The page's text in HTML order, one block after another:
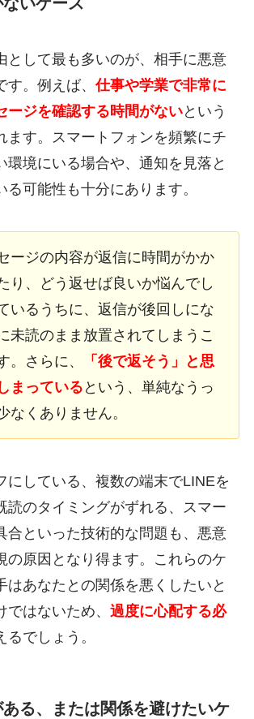
として最も多いのが、相手に悪意
す。例えば、仕事や学業で非常に
ージを確認する時間がないという
ます。スマートフォンを頻繁にチ
環境にいる場合や、通知を見落と
る可能性も十分にあります。
ージの内容が返信に時間がかか
り、どう返せば良いか悩んでし
いるうちに、返信が後回しにな
未読のまま放置されてしまうこ
。さらに、
「後で返そう」と思
まっているという、単純なうっ
なくありません。
にしている、複数の端末でLINEを
読のタイミングがずれる、スマー
合といった技術的な問題も、悪意
の原因となり得ます。これらのケ
はあなたとの関係を悪くしたいと
はないため、 過度に心配する必
るでしょう。
る、または関係を避けたいケ